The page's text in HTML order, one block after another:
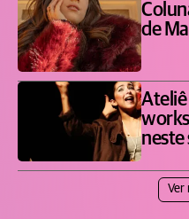
de
neste
Ver